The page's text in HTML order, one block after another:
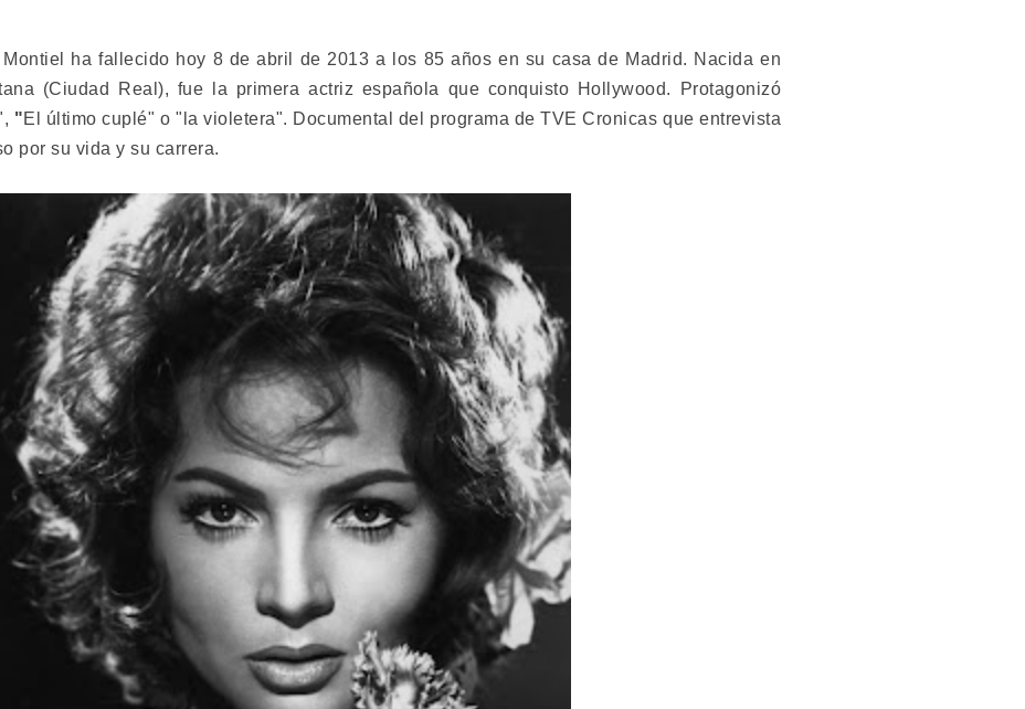
ha fallecido hoy 8 de abril de 2013 a los 85 años en su casa de Madrid. Nacida en
(Ciudad Real), fue la primera actriz española que conquisto Hollywood. Protagonizó
"El último cuplé" o "la violetera". Documental del programa de TVE Cronicas que entrevista
por su vida y su carrera.